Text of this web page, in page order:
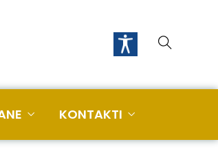
KONTAKTI